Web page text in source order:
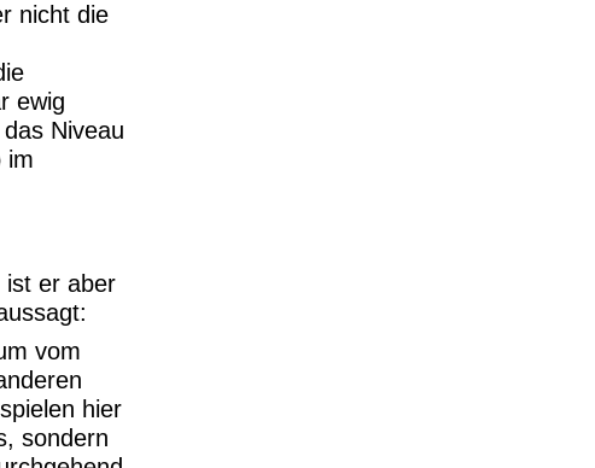
nicht die
ewig
Niveau
im
ist er aber
vom
hier
sondern